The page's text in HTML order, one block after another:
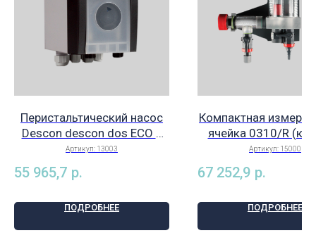
Перистальтический насос
Descon descon dos ECO с
эл./двигателем с
редуктором для
автоматической подачи
обработки воды в
Артикул: 13003
55 965,7 р.
ПОДРОБНЕЕ
Компактная
ячейка 0310/R
для 3 электродов,
волоконный фильтр
(Германия), арт.
Артикул: 15000
67 252,9 р.
ПОДРОБНЕЕ